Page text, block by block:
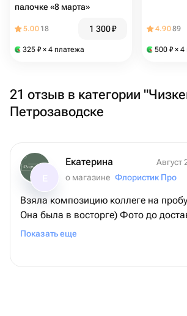
палочке «8 марта»
5.00 18 1 300₽
325 ₽ × 4 платежа
4.9089
500 ₽ × 4
21 отзыв в категории
Петрозаводске
Екатерина
о магазине Флористик Про
Взяла композицию коллеге на
Она была в восторге) Фото до
соответствует реальности. Доставка
Показать еще